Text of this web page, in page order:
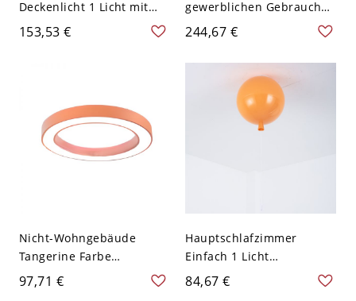
Deckenlicht 1 Licht mit
Polymer-Schirm, für LED-
Wohngebrauch
Licht dimmbar)
153,53 €
gewerblichen Gebrauch
Kinder reine Leichtmetall-
LED-Deckenleuchte mit
Acrylschirm, 110V-120V,
24", Basketball
244,67 €
Nicht-Wohngebäude
Tangerine Farbe
Kreislegierung
Deckenleuchte mit 1 Licht,
97,71 €
Hauptschlafzimmer
Einfach 1 Licht
Rechteckiger Polymer-
Deckenleuchte Angepasst
84,67 €